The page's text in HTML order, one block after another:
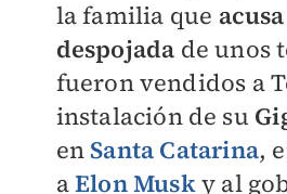
la familia que
despojada de unos
fueron vendidos a
instalación de su
en Santa Catarina,
aElon Musky al